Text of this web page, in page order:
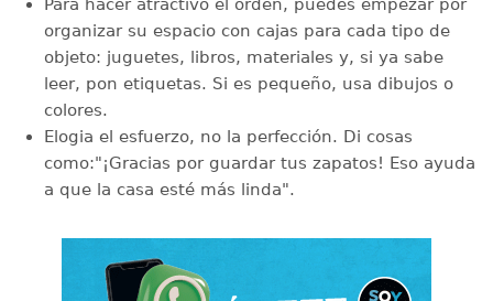
organizar su espacio con cajas para cada tipo de
objeto: juguetes, libros, materiales y, si ya sabe
leer, pon etiquetas. Si es pequeño, usa dibujos o
colores.
Elogia el esfuerzo, no la perfección. Di cosas
como:"¡Gracias por guardar tus zapatos! Eso ayuda
a que la casa esté más linda".